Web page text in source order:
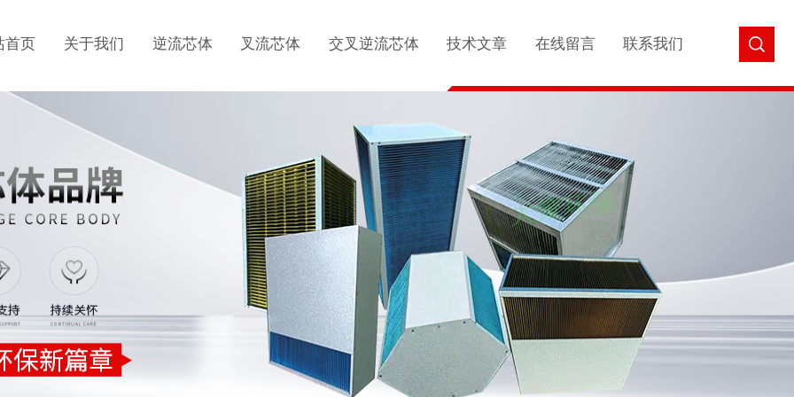
首页 关于我们 逆流芯体 叉流芯体 交叉逆流芯体 技术文章 在线留言 联系我们